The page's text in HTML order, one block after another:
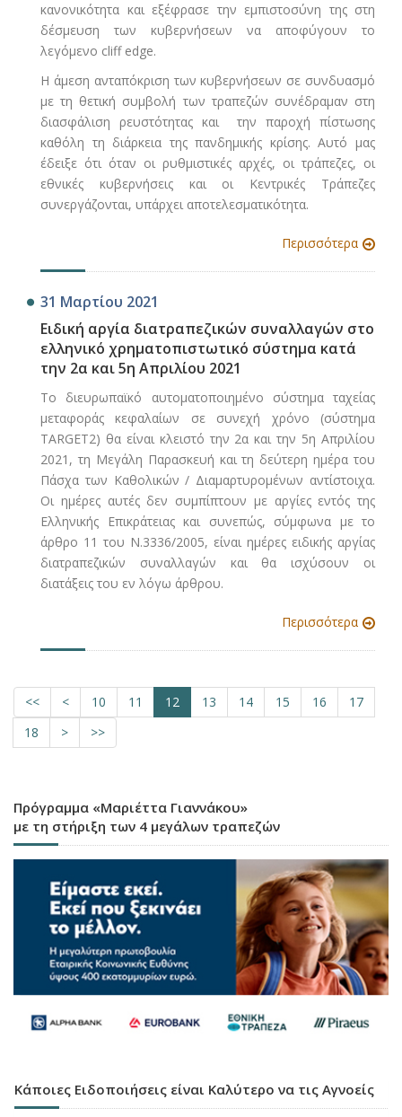
κανονικότητα και εξέφρασε την εμπιστοσύνη της στη
δέσμευση των κυβερνήσεων να αποφύγουν το
λεγόμενο cliff edge.
Η άμεση ανταπόκριση των κυβερνήσεων σε συνδυασμό
με τη θετική συμβολή των τραπεζών συνέδραμαν στη
διασφάλιση ρευστότητας και την παροχή πίστωσης
καθόλη τη διάρκεια της πανδημικής κρίσης. Αυτό μας
έδειξε ότι όταν οι ρυθμιστικές αρχές, οι τράπεζες, οι
εθνικές κυβερνήσεις και οι Κεντρικές Τράπεζες
συνεργάζονται, υπάρχει αποτελεσματικότητα.
Περισσότερα
31 Μαρτίου 2021
Ειδική αργία διατραπεζικών συναλλαγών στο
ελληνικό χρηματοπιστωτικό σύστημα κατά
την 2α και 5η Απριλίου 2021
Tο διευρωπαϊκό αυτοματοποιημένο σύστημα ταχείας
μεταφοράς κεφαλαίων σε συνεχή χρόνο (σύστημα
ΤARGET2) θα είναι κλειστό την 2α και την 5η Απριλίου
2021, τη Μεγάλη Παρασκευή και τη δεύτερη ημέρα του
Πάσχα των Καθολικών / Διαμαρτυρομένων αντίστοιχα.
Οι ημέρες αυτές δεν συμπίπτουν με αργίες εντός της
Ελληνικής Επικράτειας και συνεπώς, σύμφωνα με το
άρθρο 11 του Ν.3336/2005, είναι ημέρες ειδικής αργίας
διατραπεζικών συναλλαγών και θα ισχύσουν οι
διατάξεις του εν λόγω άρθρου.
Περισσότερα
<< < 10 11 12 13 14 15 16
17
18
> >>
Πρόγραμμα «Μαριέττα Γιαννάκου»
με τη στήριξη των 4 μεγάλων τραπεζών
Κάποιες Ειδοποιήσεις είναι Καλύτερο να τις Αγνοείς